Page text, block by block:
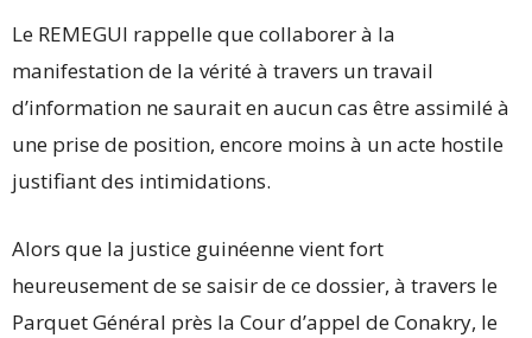
Le REMEGUI rappelle que collaborer à la
manifestation de la vérité à travers un travail
d’information ne saurait en aucun cas être assimilé à
une prise de position, encore moins à un acte hostile
justifiant des intimidations.
Alors que la justice guinéenne vient fort
heureusement de se saisir de ce dossier, à travers le
Parquet Général près la Cour d’appel de Conakry, le